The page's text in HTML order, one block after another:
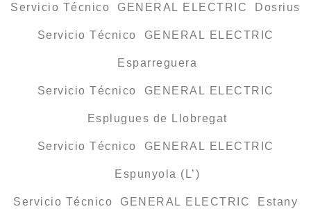
Servicio Técnico GENERAL ELECTRIC Dosrius
Servicio Técnico GENERAL ELECTRIC
Esparreguera
Servicio Técnico GENERAL ELECTRIC
Esplugues de Llobregat
Servicio Técnico GENERAL ELECTRIC
Espunyola (L’)
Servicio Técnico GENERAL ELECTRIC Estany